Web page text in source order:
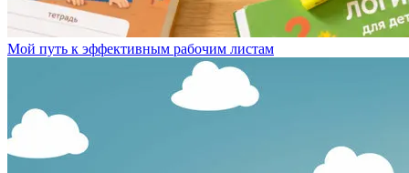
Мой путь к эффективным рабочим листам